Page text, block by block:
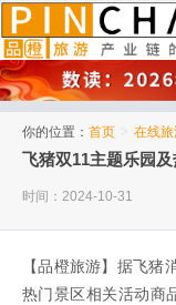
你的位置： 首页 > 在线
飞猪双11主题乐园
时间：2024-10-31
【品橙旅游】据飞
热门景区相关活动商